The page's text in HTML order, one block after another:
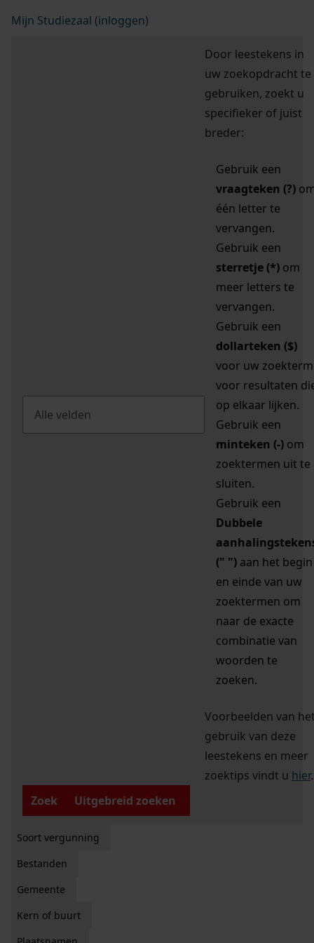
Mijn Studiezaal (inloggen)
Door leestekens in
uw zoekopdracht te
gebruiken, zoekt u
specifieker of juist
breder:
Gebruik een
vraagteken (?)
één letter te
vervangen.
Gebruik een
sterretje (*) om
meer letters te
vervangen.
Gebruik een
dollarteken ($)
voor uw zoekterm
voor resultaten
op elkaar lijken.
Gebruik een
minteken (-) om
zoektermen uit te
sluiten.
Gebruik een
Dubbele
(" ") aan het begin
en einde van uw
zoektermen om
naar de exacte
combinatie van
woorden te
zoeken.
Voorbeelden van
gebruik van deze
leestekens en meer
zoektips vindt u hier.
Zoek
Uitgebreid zoeken
Soort vergunning
Bestanden
Gemeente
Kern of buurt